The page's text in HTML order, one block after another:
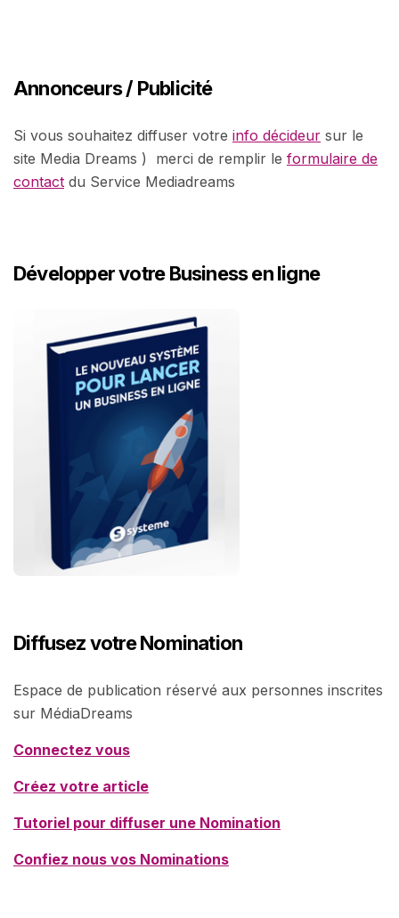
Annonceurs / Publicité
Si vous souhaitez diffuser votre info décideur sur le
site Media Dreams ) merci de remplir le formulaire de
contact du Service Mediadreams
Développer votre Business en ligne
Diffusez votre Nomination
Espace de publication réservé aux personnes inscrites
sur MédiaDreams
Connectez vous
Créez votre article
Tutoriel pour diffuser une Nomination
Confiez nous vos Nominations